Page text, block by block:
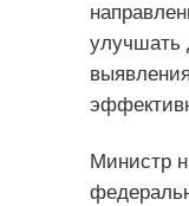
улучшать
Министр